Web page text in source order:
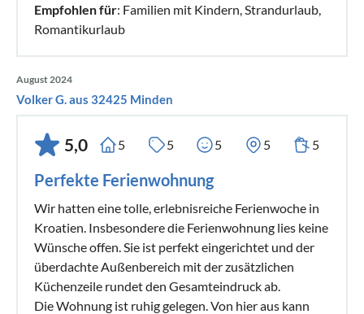
Empfohlen für: Familien mit Kindern, Strandurlaub,
Romantikurlaub
August 2024
Volker G. aus 32425 Minden
5,0 5 5 5 5 5
Perfekte Ferienwohnung
Wir hatten eine tolle, erlebnisreiche Ferienwoche in
Kroatien. Insbesondere die Ferienwohnung lies keine
Wünsche offen. Sie ist perfekt eingerichtet und der
überdachte Außenbereich mit der zusätzlichen
Küchenzeile rundet den Gesamteindruck ab.
Die Wohnung ist ruhig gelegen. Von hier aus kann